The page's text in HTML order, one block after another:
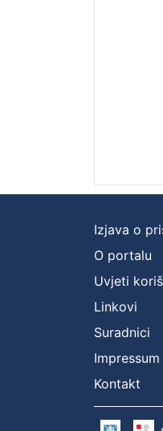
Izjava o
O portalu
Uvjeti
Linkovi
Suradnici
Impressum
Kontakt